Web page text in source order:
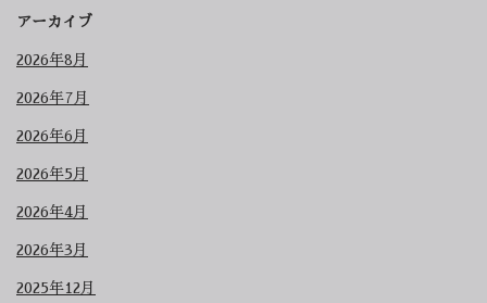
アーカイブ
2026年8月
2026年7月
2026年6月
2026年5月
2026年4月
2026年3月
2025年12月